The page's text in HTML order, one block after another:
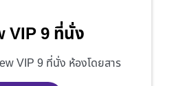
VIP 9 ที่นั่ง
VIP 9 ที่นั่ง ห้องโดยสาร